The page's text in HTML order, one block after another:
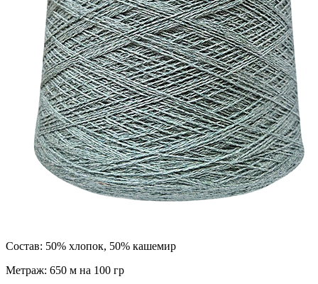
Состав: 50% хлопок, 50% кашемир
Метраж: 650 м на 100 гр